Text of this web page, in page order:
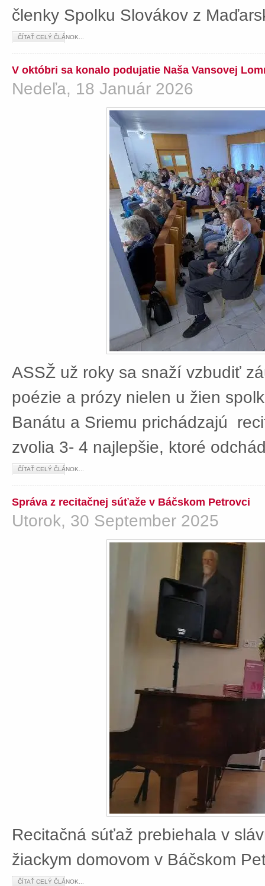
členky Spolku Slovákov z
ČÍTAŤ CELÝ ČLÁNOK...
V októbri sa konalo podujatie Naša Vansovej
Nedeľa, 18 Január 2026
ASSŽ už roky sa snaží vzbudiť
poézie a prózy nielen u žien
Banátu a Sriemu prichádzajú
zvolia 3- 4 najlepšie, ktoré
ČÍTAŤ CELÝ ČLÁNOK...
Správa z recitačnej súťaže v Báčskom Petrovci
Utorok, 30 September 2025
Recitačná súťaž prebiehala v
žiackym domovom v Báčskom
ČÍTAŤ CELÝ ČLÁNOK...